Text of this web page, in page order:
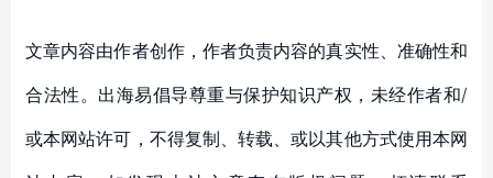
文章内容由作者创作，作者负责内容的真实性、准确性和
合法性。出海易倡导尊重与保护知识产权，未经作者和/
或本网站许可，不得复制、转载、或以其他方式使用本网